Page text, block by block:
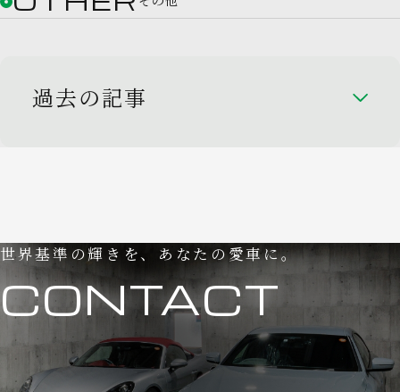
過去の記事
世界基準の輝きを、あなたの愛車に。
CONTACT